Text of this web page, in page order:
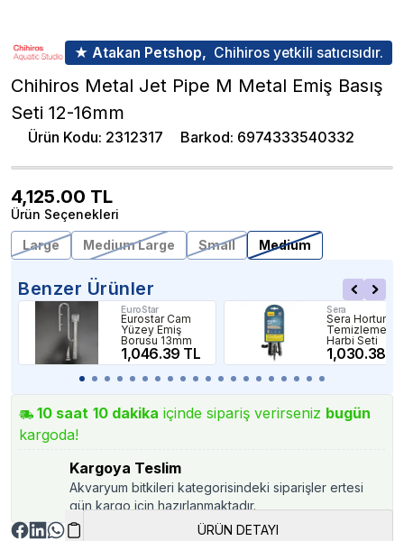
★ Atakan Petshop, Chihiros yetkili satıcısıdır.
Chihiros Metal Jet Pipe M Metal Emiş Basış
Seti 12-16mm
Ürün Kodu: 2312317 Barkod: 6974333540332
4,125.00 TL
Ürün Seçenekleri
Large
Medium Large Small Medium
Benzer Ürünler
EuroStar
Eurostar Cam
Yüzey Emiş
Borusu 13mm
1,046.39 TL
Sera
Sera Hortum
Temizleme
Harbi Seti
1,030.38
10 saat 10 dakika içinde sipariş verirseniz bugün
kargoda!
Kargoya Teslim
Akvaryum bitkileri kategorisindeki siparişler ertesi
gün kargo için hazırlanmaktadır.
ÜRÜN DETAYI